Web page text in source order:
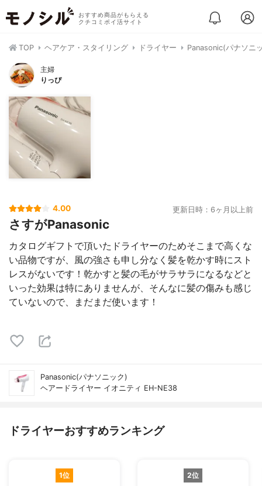
おすすめ商品がもらえる
クチコミポイ活サイト
TOP ヘアケア・スタイリング ドライヤー Panasonic(パナソニ
主婦
りっぴ
4.00 更新日時：6ヶ月以上前
さすがPanasonic
カタログギフトで頂いたドライヤーのためそこまで高くな
い品物ですが、風の強さも申し分なく髪を乾かす時にスト
レスがないです！乾かすと髪の毛がサラサラになるなどと
いった効果は特にありませんが、そんなに髪の傷みも感じ
ていないので、まだまだ使います！
Panasonic(パナソニック)
ヘアードライヤー イオニティ EH-NE38
ドライヤーおすすめランキング
1位 2位